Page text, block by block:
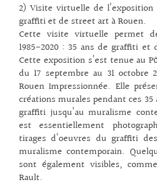
2) Visite virtuelle de l’exposition
graffiti et de street art à Rouen.
Cette visite virtuelle permet
1985-2020 : 35 ans de graffiti et
Cette exposition s’est tenue au
du 17 septembre au 31 octobre
Rouen Impressionnée. Elle
créations murales pendant ces
graffiti jusqu’au muralisme
est essentiellement
tirages d’oeuvres du graffiti
muralisme contemporain.
sont également visibles,
Rault.